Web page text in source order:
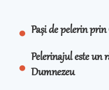
Pași de pelerin
Pelerinajul este un
Dumnezeu